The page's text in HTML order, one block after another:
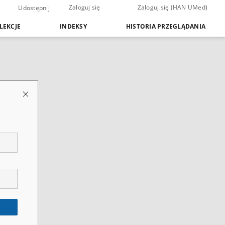
Udostępnij Zaloguj się Zaloguj się (HAN UMed)
INDEKSY HISTORIA PRZEGLĄDANIA